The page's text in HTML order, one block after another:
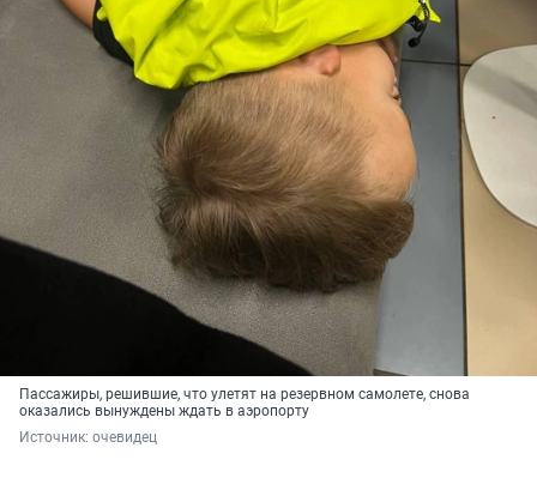
Пассажиры, решившие, что улетят на резервном самолете, снова
оказались вынуждены ждать в аэропорту
Источник: очевидец